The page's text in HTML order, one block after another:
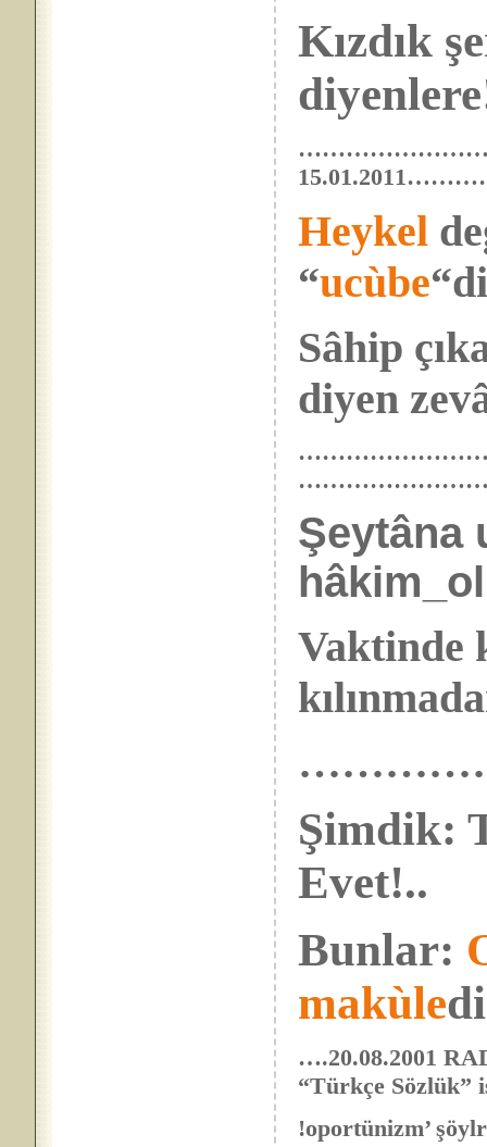
Kızdık
Heykel
“ucùbe
Sâhip
diyen
…………………………
Şeytâna
Vaktinde
Şimdik:
Evet!..
Bunlar:
makùle
….20.08.2001
“Türkçe Sözlük”
!oportünizm’